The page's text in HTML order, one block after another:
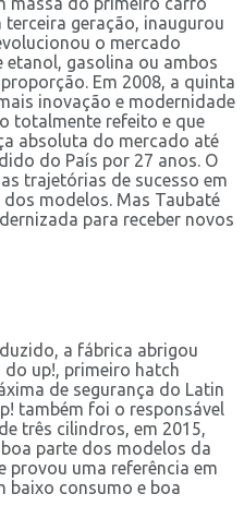
terceira geração, inaugurou
o mercado
gasolina ou ambos
Em 2008, a quinta
inovação e modernidade
totalmente refeito e que
absoluta do mercado até
do País por 27 anos. O
trajetórias de sucesso em
modelos. Mas Taubaté
para receber novos
a fábrica abrigou
do up!, primeiro hatch
de segurança do Latin
também foi o responsável
três cilindros, em 2015,
parte dos modelos da
provou uma referência em
baixo consumo e boa